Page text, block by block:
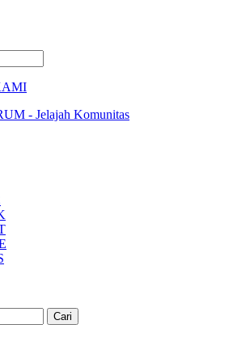
- Jelajah Komunitas